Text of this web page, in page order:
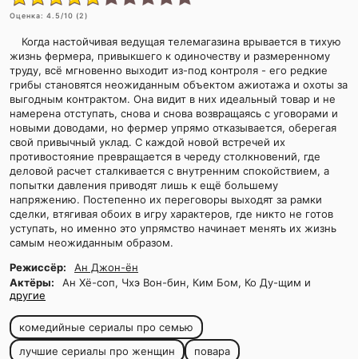
Оценка: 4.5/10 (2)
Когда настойчивая ведущая телемагазина врывается в тихую
жизнь фермера, привыкшего к одиночеству и размеренному
труду, всё мгновенно выходит из-под контроля - его редкие
грибы становятся неожиданным объектом ажиотажа и охоты за
выгодным контрактом. Она видит в них идеальный товар и не
намерена отступать, снова и снова возвращаясь с уговорами и
новыми доводами, но фермер упрямо отказывается, оберегая
свой привычный уклад. С каждой новой встречей их
противостояние превращается в череду столкновений, где
деловой расчет сталкивается с внутренним спокойствием, а
попытки давления приводят лишь к ещё большему
напряжению. Постепенно их переговоры выходят за рамки
сделки, втягивая обоих в игру характеров, где никто не готов
уступать, но именно это упрямство начинает менять их жизнь
самым неожиданным образом.
Режиссёр:
Ан Джон-ён
Актёры:
Ан Хё-соп, Чхэ Вон-бин, Ким Бом, Ко Ду-щим и
другие
комедийные сериалы про семью
лучшие сериалы про женщин
повара